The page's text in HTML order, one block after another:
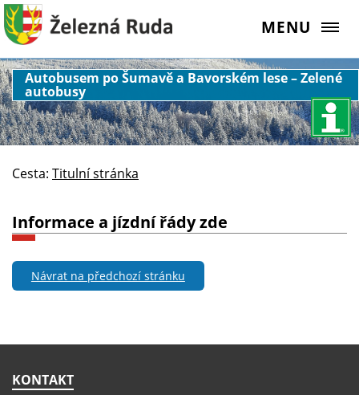
MENU
Autobusem po Šumavě a Bavorském lese – Zelené
autobusy
Cesta: Titulní stránka
Informace a jízdní řády zde
Návrat na předchozí stránku
KONTAKT